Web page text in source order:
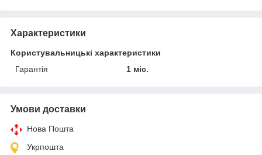
Характеристики
Користувальницькі характеристики
Гарантія
1 міс.
Умови доставки
Нова Пошта
Укрпошта